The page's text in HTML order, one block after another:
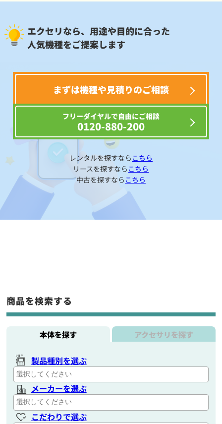
エクセリなら、用途や目的に合った
人気機種をご提案します
まずは機種や見積りのご相談
フリーダイヤルで自由にご相談
0120-880-200
レンタルを探すなら こちら
リースを探すなら こちら
中古を探すなら こちら
商品を検索する
本体を探す アクセサリを探す
製品種別を選ぶ
メーカーを選ぶ
こだわりで選ぶ